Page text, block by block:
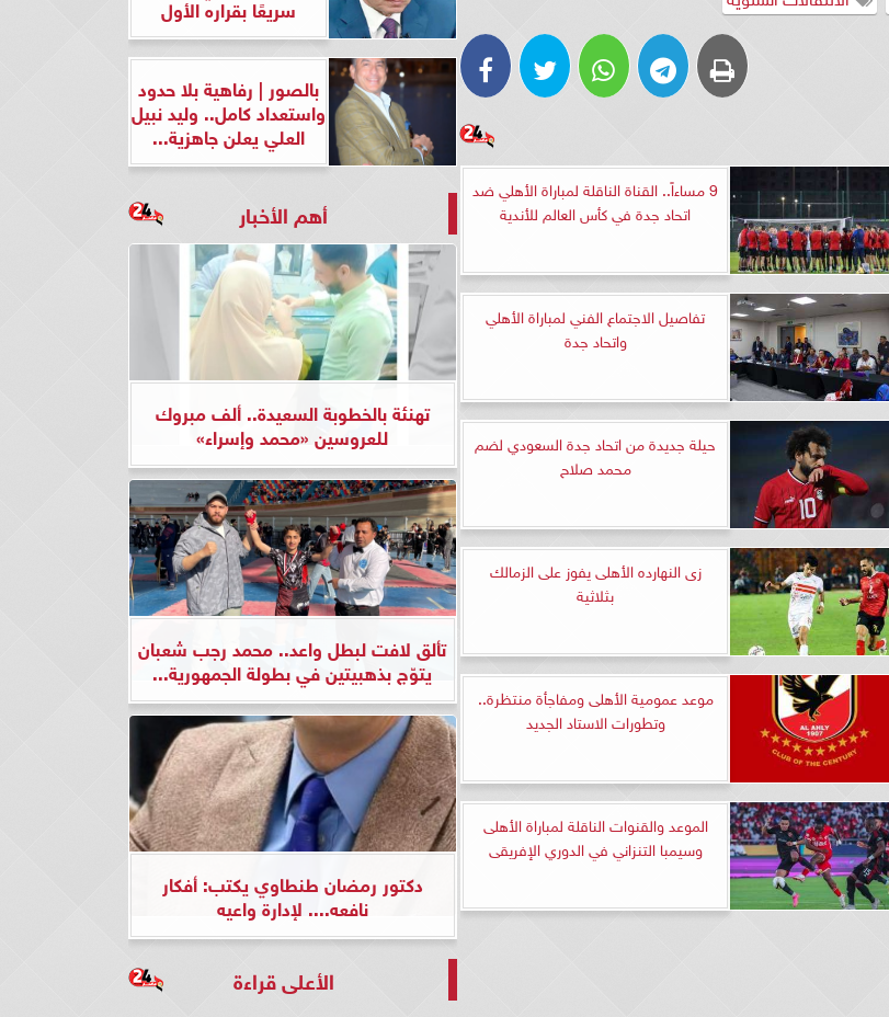
9 مساءاً.. القناة الناقلة لمباراة الأهلي ضد
اتحاد جدة في كأس العالم للأندية
تفاصيل الاجتماع الفني لمباراة الأهلي
واتحاد جدة
حيلة جديدة من اتحاد جدة السعودي لضم
محمد صلاح
زى النهارده الأهلى يفوز على الزمالك
بثلاثية
موعد عمومية الأهلى ومفاجأة منتظرة..
وتطورات الاستاد الجديد
الموعد والقنوات الناقلة لمباراة الأهلى
وسيمبا التنزاني في الدوري الإفريقى
سريعًا بقراره الأول
بالصور | رفاهية بلا حدود
واستعداد كامل.. وليد نبيل
العلي يعلن جاهزية...
أهم الأخبار
تهنئة بالخطوبة السعيدة.. ألف مبروك
للعروسين «محمد وإسراء»
تألق لافت لبطل واعد.. محمد رجب شعبان
يتوّج بذهبيتين في بطولة الجمهورية...
دكتور رمضان طنطاوي يكتب: أفكار
نافعه.... لإدارة واعيه
الأعلى قراءة